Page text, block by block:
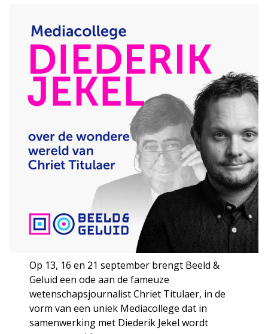
Op 13, 16 en 21 september brengt Beeld &
Geluid een ode aan de fameuze
wetenschapsjournalist Chriet Titulaer, in de
vorm van een uniek Mediacollege dat in
samenwerking met Diederik Jekel wordt